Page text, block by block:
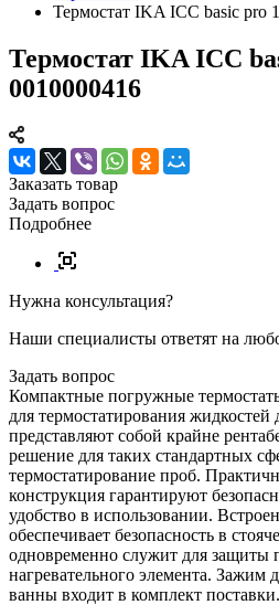
Термостат IKA ICC basic pro
Термостат IKA ICC
0010000416
Заказать товар
Задать вопрос
Подробнее
Нужна консультация?
Наши специалисты ответят на
Задать вопрос
Компактные погружные
для термостатирования
представляют собой крайне
решение для таких стандартных
термостатирование проб.
конструкция гарантируют
удобство в использовании.
обеспечивает безопасность в
одновременно служит для защиты
нагревательного элемента. Зажим
ванны входит в комплект поставки.